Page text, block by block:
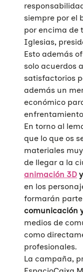
siempre por el
por encima de
Iglesias,
Esto además
solo acuerdos
satisfactorios
además un
económico
En torno al
que lo que os
materiales
de llegar a la
animación 3D y
en los
formarán
comunicación
medios de
como
profesionales.
La campaña,